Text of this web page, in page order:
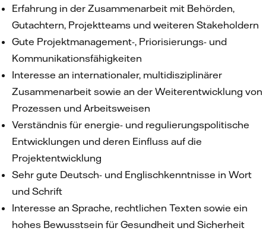
Erfahrung in der Zusammenarbeit mit Behörden,
Gutachtern, Projektteams und weiteren Stakeholdern
Gute Projektmanagement-, Priorisierungs- und
Kommunikationsfähigkeiten
Interesse an internationaler, multidisziplinärer
Zusammenarbeit sowie an der Weiterentwicklung von
Prozessen und Arbeitsweisen
Verständnis für energie- und regulierungspolitische
Entwicklungen und deren Einfluss auf die
Projektentwicklung
Sehr gute Deutsch- und Englischkenntnisse in Wort
und Schrift
Interesse an Sprache, rechtlichen Texten sowie ein
hohes Bewusstsein für Gesundheit und Sicherheit